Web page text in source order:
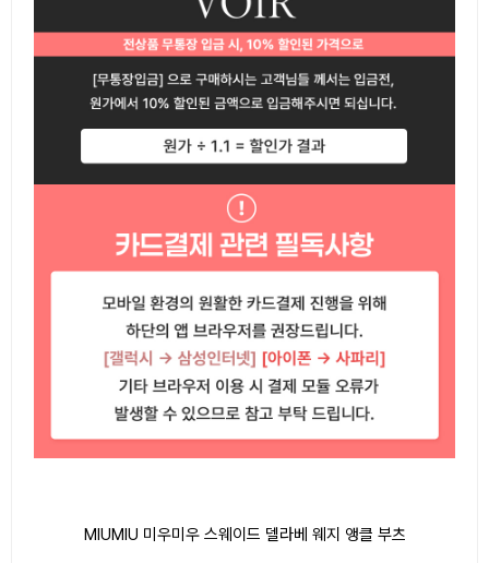
MIUMIU 미우미우 스웨이드 델라베 웨지 앵클 부츠